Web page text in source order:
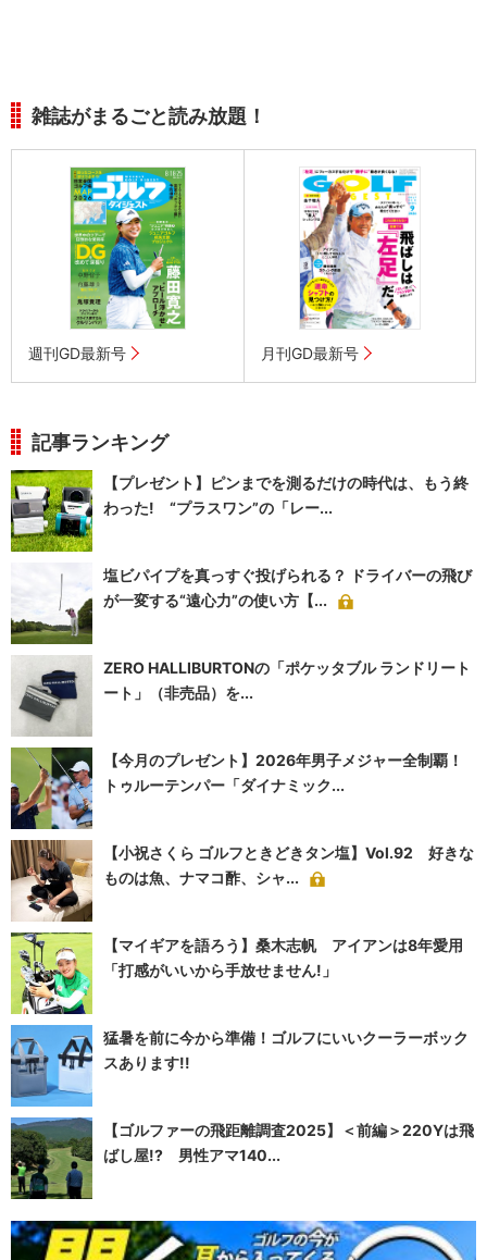
雑誌がまるごと読み放題！
週刊GD最新号 月刊GD最新号
記事ランキング
【プレゼント】ピンまでを測るだけの時代は、もう終
わった! “プラスワン”の「レー...
塩ビパイプを真っすぐ投げられる？ ドライバーの飛び
が一変する“遠心力”の使い方【...
ZERO HALLIBURTONの「ポケッタブル ランドリート
ート」（非売品）を...
【今月のプレゼント】2026年男子メジャー全制覇！
トゥルーテンパー「ダイナミック...
【小祝さくら ゴルフときどきタン塩】Vol.92 好きな
ものは魚、ナマコ酢、シャ...
【マイギアを語ろう】桑木志帆 アイアンは8年愛用
「打感がいいから手放せません!」
猛暑を前に今から準備！ゴルフにいいクーラーボック
スあります!!
【ゴルファーの飛距離調査2025】＜前編＞220Yは飛
ばし屋!? 男性アマ140...